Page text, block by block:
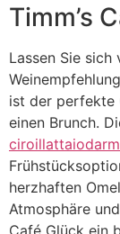
Timm’s
Lassen Sie
ist der perfekte
einen Brunch.
herzhaften
Atmosphäre
Café Glück ein